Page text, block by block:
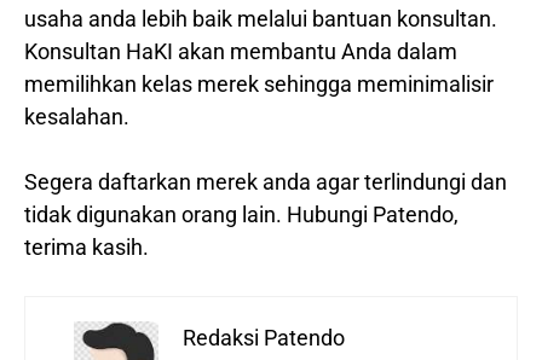
usaha anda lebih baik melalui bantuan konsultan.
Konsultan HaKI akan membantu Anda dalam
memilihkan kelas merek sehingga meminimalisir
kesalahan.
Segera daftarkan merek anda agar terlindungi dan
tidak digunakan orang lain. Hubungi Patendo,
terima kasih.
Redaksi Patendo